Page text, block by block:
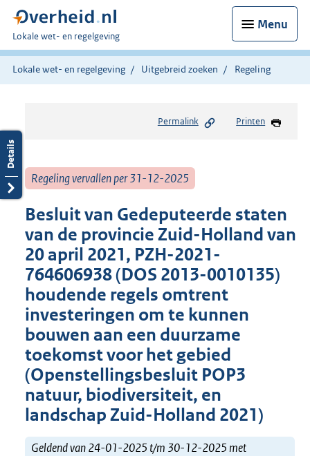
Menu
U
bent
hier:
Lokale wet- en regelgeving
Lokale wet- en regelgeving Uitgebreid zoeken Regeling
Permalink Printen
Regeling vervallen per 31-12-2025
Besluit van Gedeputeerde staten
van de provincie Zuid-Holland van
20 april 2021, PZH-2021-
764606938 (DOS 2013-0010135)
houdende regels omtrent
investeringen om te kunnen
bouwen aan een duurzame
toekomst voor het gebied
(Openstellingsbesluit POP3
natuur, biodiversiteit, en
landschap Zuid-Holland 2021)
Geldend van 24-01-2025 t/m 30-12-2025 met